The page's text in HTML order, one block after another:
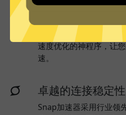
Snap加速器已为所有
速度优化的神程序，让
速。
卓越的连接稳定性
Snap加速器采用行业领